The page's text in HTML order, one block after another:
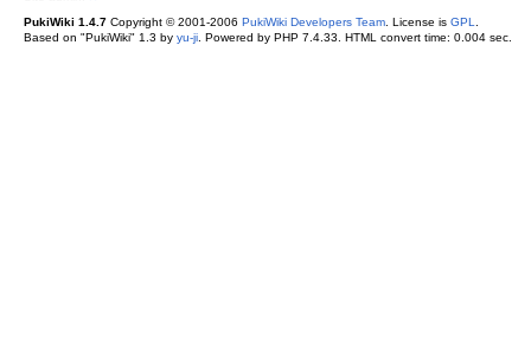
PukiWiki 1.4.7Copyright © 2001-2006 PukiWiki Developers Team. License is GPL
Based on "PukiWiki" 1.3 by yu-ji. Powered by PHP 7.4.33. HTML convert time: 0.004 sec.